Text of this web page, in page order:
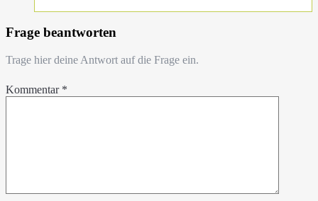
Frage beantworten
Trage hier deine Antwort auf die Frage ein.
Kommentar *